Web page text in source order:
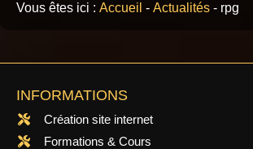
Vous êtes ici : Accueil - Actualités - rpg
INFORMATIONS
Création site internet
Formations & Cours